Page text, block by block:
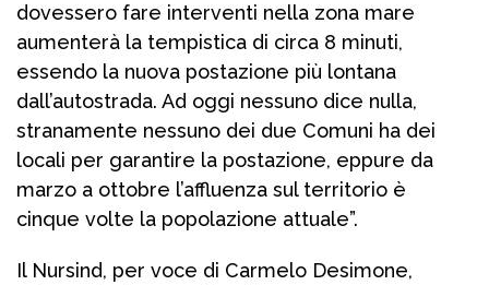
dovessero fare interventi nella zona mare
aumenterà la tempistica di circa 8 minuti,
essendo la nuova postazione più lontana
dall’autostrada. Ad oggi nessuno dice nulla,
stranamente nessuno dei due Comuni ha dei
locali per garantire la postazione, eppure da
marzo a ottobre l’affluenza sul territorio è
cinque volte la popolazione attuale”.
Il Nursind, per voce di Carmelo Desimone,